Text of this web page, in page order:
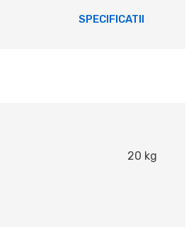
SPECIFICATII
20 kg